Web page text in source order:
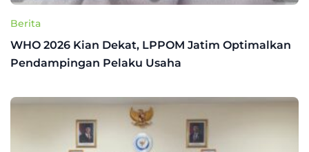
Berita
WHO 2026 Kian Dekat, LPPOM Jatim Optimalkan
Pendampingan Pelaku Usaha